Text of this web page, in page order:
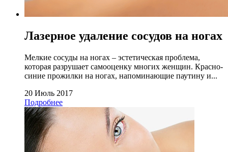
Лазерное удаление сосудов на ногах
Мелкие сосуды на ногах – эстетическая проблема,
которая разрушает самооценку многих женщин. Красно-
синие прожилки на ногах, напоминающие паутину и...
20 Июль 2017
Подробнее